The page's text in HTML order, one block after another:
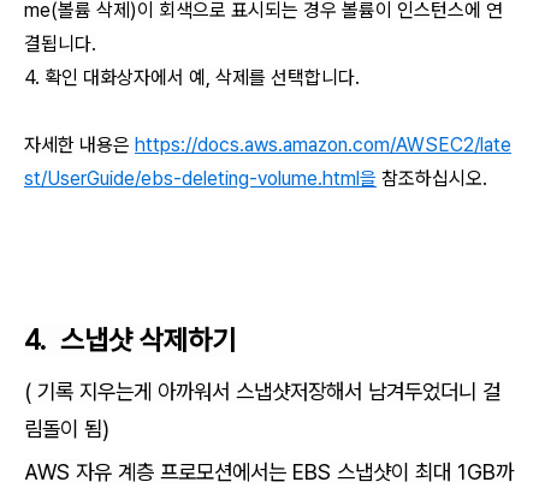
me(볼륨 삭제)이 회색으로 표시되는 경우 볼륨이 인스턴스에 연
결됩니다.
4. 확인 대화상자에서 예, 삭제를 선택합니다.
자세한 내용은 https://docs.aws.amazon.com/AWSEC2/late
st/UserGuide/ebs-deleting-volume.html을 참조하십시오.
4. 스냅샷 삭제하기
( 기록 지우는게 아까워서 스냅샷저장해서 남겨두었더니 걸
림돌이 됨)
AWS 자유 계층 프로모션에서는 EBS 스냅샷이 최대 1GB까